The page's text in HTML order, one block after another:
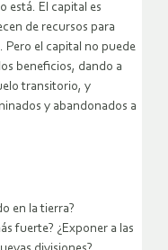
está. El capital es
de recursos para
Pero el capital no puede
beneficios, dando a
transitorio, y
y abandonados a
en la tierra?
fuerte? ¿Exponer a las